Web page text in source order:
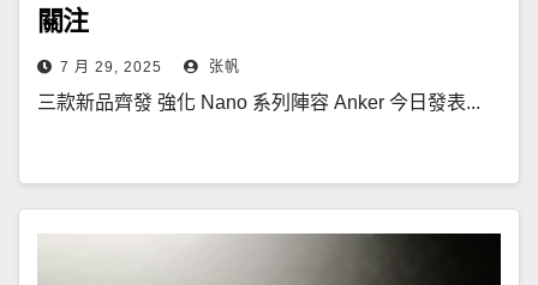
關注
7 月 29, 2025 张帆
三款新品齊發 強化 Nano 系列陣容 Anker 今日發表...